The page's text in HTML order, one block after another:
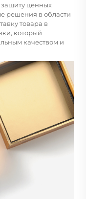
ценных
решения в области
товара в
который
качеством и